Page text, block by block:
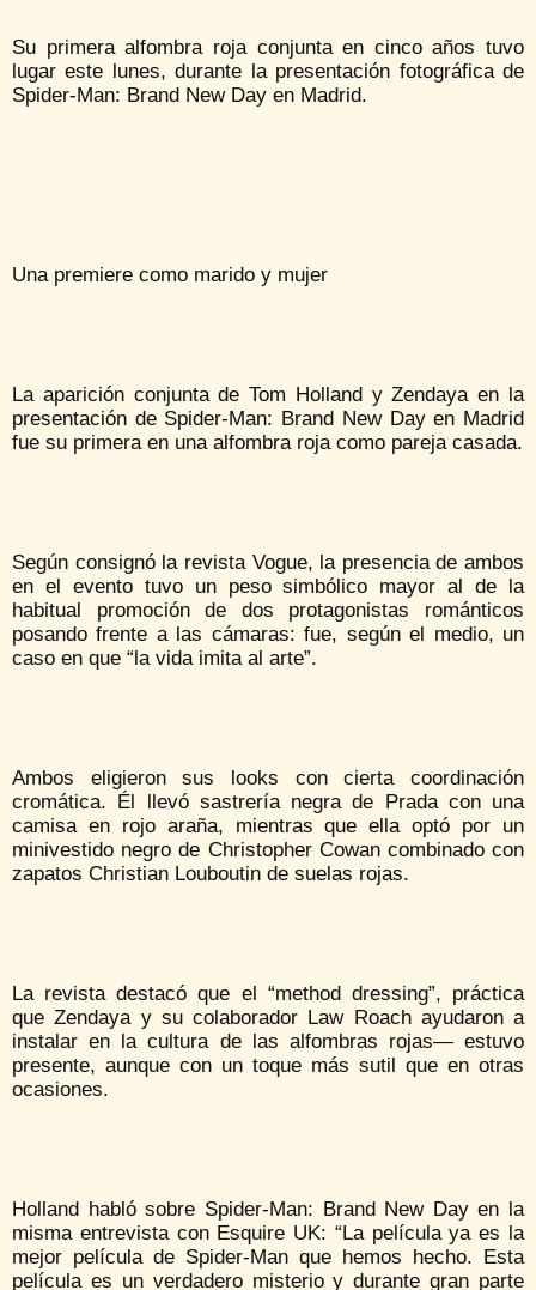
Su primera alfombra roja conjunta en cinco años tuvo
lugar este lunes, durante la presentación fotográfica de
Spider-Man: Brand New Day en Madrid.
Una premiere como marido y mujer
La aparición conjunta de Tom Holland y Zendaya en la
presentación de Spider-Man: Brand New Day en Madrid
fue su primera en una alfombra roja como pareja casada.
Según consignó la revista Vogue, la presencia de ambos
en el evento tuvo un peso simbólico mayor al de la
habitual promoción de dos protagonistas románticos
posando frente a las cámaras: fue, según el medio, un
caso en que “la vida imita al arte”.
Ambos eligieron sus looks con cierta coordinación
cromática. Él llevó sastrería negra de Prada con una
camisa en rojo araña, mientras que ella optó por un
minivestido negro de Christopher Cowan combinado con
zapatos Christian Louboutin de suelas rojas.
La revista destacó que el “method dressing”, práctica
que Zendaya y su colaborador Law Roach ayudaron a
instalar en la cultura de las alfombras rojas— estuvo
presente, aunque con un toque más sutil que en otras
ocasiones.
Holland habló sobre Spider-Man: Brand New Day en la
misma entrevista con Esquire UK: “La película ya es la
mejor película de Spider-Man que hemos hecho. Esta
película es un verdadero misterio y durante gran parte